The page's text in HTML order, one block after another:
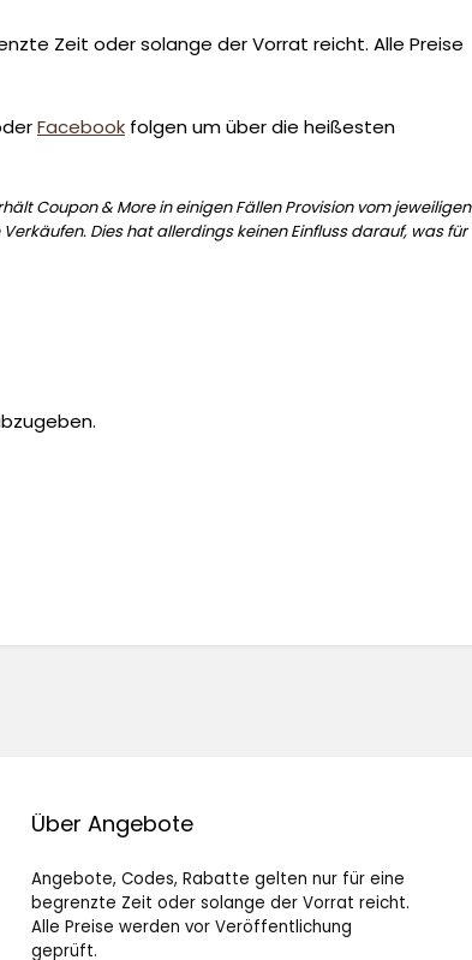
Zeit oder solange der Vorrat reicht. Alle Preise
Facebook folgen um über die heißesten
Coupon & More in einigen Fällen Provision vom jeweiligen
Dies hat allerdings keinen Einfluss darauf, was für
Über Angebote
Angebote, Codes, Rabatte gelten nur für eine
begrenzte Zeit oder solange der Vorrat reicht.
Alle Preise werden vor Veröffentlichung
geprüft.